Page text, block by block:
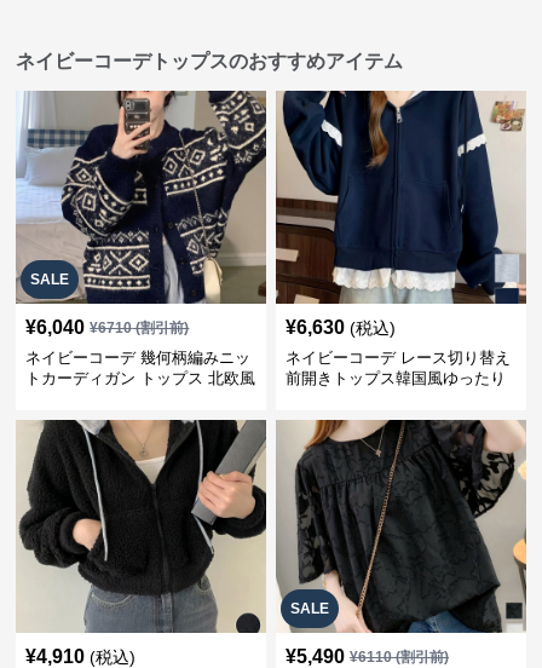
ネイビーコーデトップスのおすすめアイテム
SALE
¥6,040 ¥6710(割引前)
ネイビーコーデ 幾何柄編みニッ
トカーディガン トップス 北欧風
¥6,630 (税込)
ネイビーコーデ レース切り替え
前開きトップス韓国風ゆったり
¥4,910 (税込)
SALE
¥5,490 ¥6110(割引前)